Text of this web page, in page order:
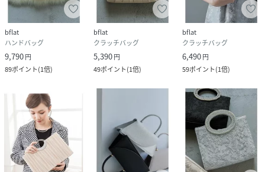
bflat
ハンドバッグ
9,790円
89ポイント(1倍)
bflat
クラッチバッグ
5,390円
49ポイント(1倍)
bflat
クラッチバッグ
6,490円
59ポイント(1倍)